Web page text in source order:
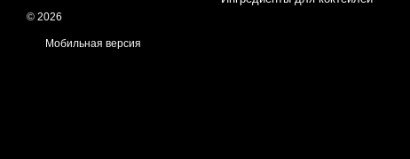
© 2026
Мобильная версия